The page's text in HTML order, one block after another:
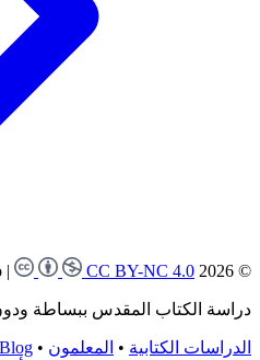
© 2026 eBíblico
| CC BY-NC 4.0
دراسة الكتاب المقدس ببساطة
الدراسات الكتابية • المعلمون •
Blog